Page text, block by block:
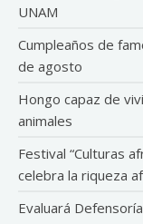
UNAM
Cumpleaños de
de agosto
Hongo capaz de
animales
Festival “Culturas
celebra la riqueza
Evaluará